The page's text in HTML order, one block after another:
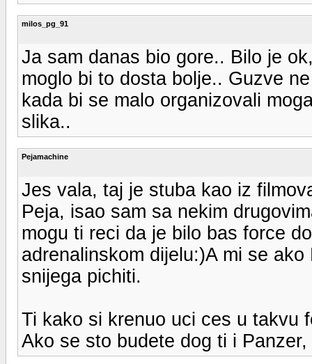
milos_pg_91
Ja sam danas bio gore.. Bilo je
moglo bi to dosta bolje.. Guzve
kada bi se malo organizovali
slika..
Pejamachine
Jes vala, taj je stuba kao iz
Peja, isao sam sa nekim
mogu ti reci da je bilo bas force
adrenalinskom dijelu:)A mi se
snijega pichiti.
Ti kako si krenuo uci ces u takvu
Ako se sto budete dog ti i